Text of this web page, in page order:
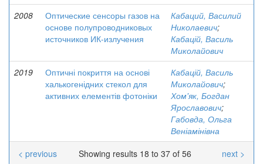
2008
Оптические сенсоры газов на
основе полупроводниковых
источников ИК-излучения
Кабаций, Василий
Николаевич;
Кабацій, Василь
Миколайович
2019
Оптичні покриття на основі
халькогенідних стекол для
активних елементів фотоніки
Кабацій, Василь
Миколайович;
Хом'як, Богдан
Ярославович;
Габовда, Ольга
Веніамінівна
Showing results 18 to 37 of 56
< previous next >